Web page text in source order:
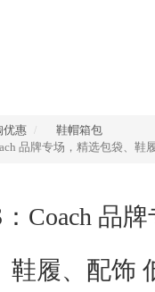
优惠
鞋帽箱包
品牌专场，精选包袋、鞋
Coach 品
鞋履、配饰